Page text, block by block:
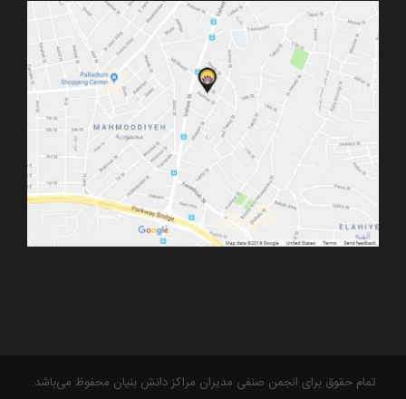
تمام حقوق برای انجمن صنفی مدیران مراکز دانش بنیان محفوظ می‌باشد.